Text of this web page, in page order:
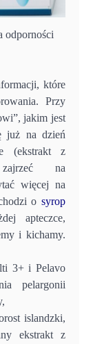
odporności
które
Przy
jakim jest
już na dzień
(ekstrakt z
na
więcej na
o syrop
apteczce,
i kichamy.
3+ i Pelavo
pelargonii
islandzki,
ekstrakt z